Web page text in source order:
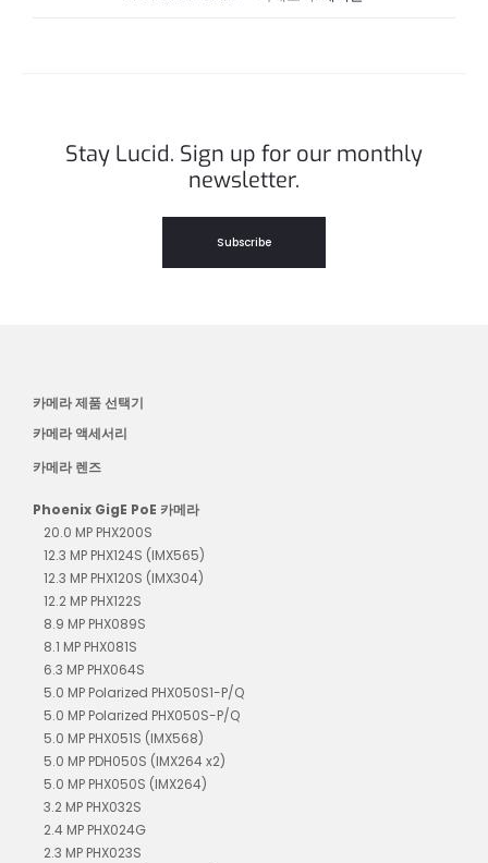
Stay Lucid. Sign up for our monthly
newsletter.
Subscribe
카메라 제품 선택기
카메라 액세서리
카메라 렌즈
Phoenix GigE PoE 카메라
20.0 MP PHX200S
12.3 MP PHX124S (IMX565)
12.3 MP PHX120S (IMX304)
12.2 MP PHX122S
8.9 MP PHX089S
8.1 MP PHX081S
6.3 MP PHX064S
5.0 MP Polarized PHX050S1-P/Q
5.0 MP Polarized PHX050S-P/Q
5.0 MP PHX051S (IMX568)
5.0 MP PDH050S (IMX264 x2)
5.0 MP PHX050S (IMX264)
3.2 MP PHX032S
2.4 MP PHX024G
2.3 MP PHX023S